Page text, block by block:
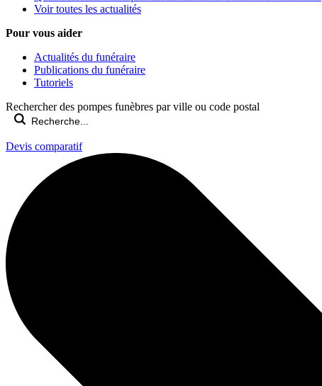
Voir toutes les actualités
Pour vous aider
Actualités du funéraire
Publications du funéraire
Tutoriels
Rechercher des pompes funèbres par ville ou code postal
Devis comparatif